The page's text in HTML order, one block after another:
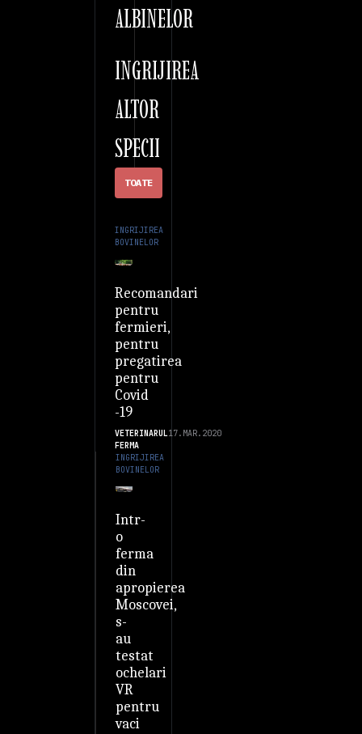
ALBINELOR
INGRIJIREA
ALTOR
SPECII
TOATE
INGRIJIREA
BOVINELOR
Recomandari
pentru
fermieri,
pentru
pregatirea
pentru
Covid
-19
VETERINARUL
FERMA
17.MAR.2020
INGRIJIREA
BOVINELOR
Intr-
o
ferma
din
apropierea
Moscovei,
s-
au
testat
ochelari
VR
pentru
vaci